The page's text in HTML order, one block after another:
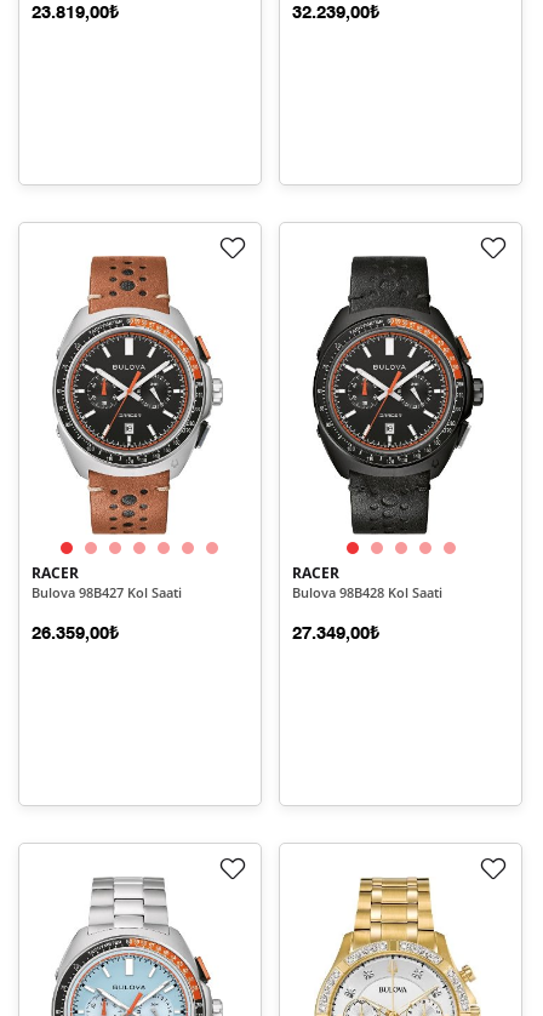
23.819,00₺ 32.239,00₺
RACER
Bulova 98B427 Kol Saati
26.359,00₺
RACER
Bulova 98B428 Kol Saati
27.349,00₺